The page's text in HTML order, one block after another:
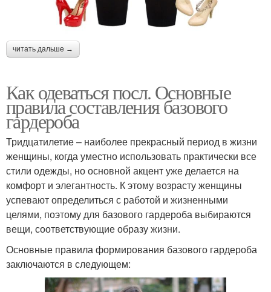
читать дальше →
Как одеваться посл. Основные
правила составления базового
гардероба
Тридцатилетие – наиболее прекрасный период в жизни
женщины, когда уместно использовать практически все
стили одежды, но основной акцент уже делается на
комфорт и элегантность. К этому возрасту женщины
успевают определиться с работой и жизненными
целями, поэтому для базового гардероба выбираются
вещи, соответствующие образу жизни.
Основные правила формирования базового гардероба
заключаются в следующем: